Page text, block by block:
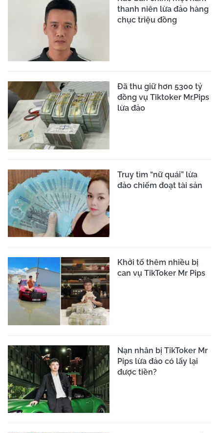
thanh niên lừa đảo hàng
chục triệu đồng
Đã thu giữ hơn 5300 tỷ
đồng vụ Tiktoker Mr.Pips
lừa đảo
Truy tìm “nữ quái” lừa
đảo chiếm đoạt tài sản
Khởi tố thêm nhiều bị
can vụ TikToker Mr Pips
Nạn nhân bị TikToker Mr
Pips lừa đảo có lấy lại
được tiền?